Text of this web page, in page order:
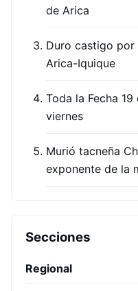
de Arica
Duro castigo por
Arica-Iquique
Toda la Fecha
viernes
Murió tacneña
exponente de la
Secciones
Regional